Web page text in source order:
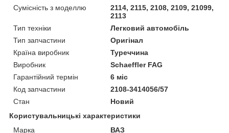
Сумісність з моделлю
2114, 2115, 2108, 2109, 21099,
2113
Тип техніки
Легковий автомобіль
Тип запчастини
Оригінал
Країна виробник
Туреччина
Виробник
Schaeffler FAG
Гарантійний термін
6 міс
Код запчастини
2108-3414056/57
Стан
Новий
Користувальницькі характеристики
Марка
ВАЗ